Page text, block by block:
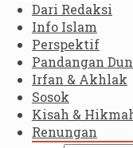
Dari Redaksi
Info Islam
Perspektif
Pandangan
Irfan & Akhlak
Sosok
Kisah &
Renungan